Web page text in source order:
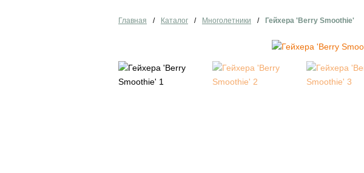
Главная / Каталог / Многолетники / Гейхера 'Berry Smoothie'